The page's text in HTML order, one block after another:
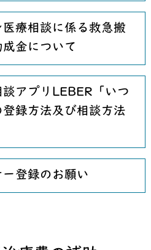
療相談に係る救急搬
金について
アプリLEBER「いつ
録方法及び相談方法
登録のお願い